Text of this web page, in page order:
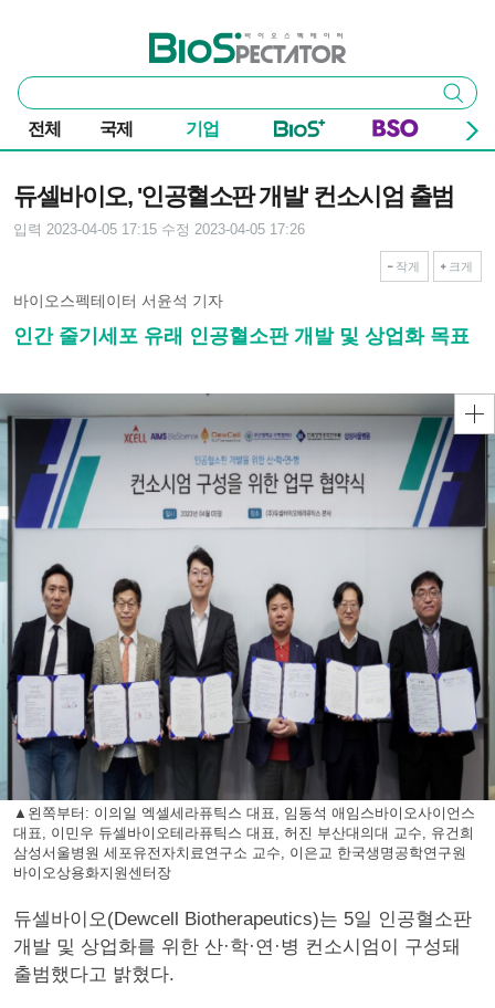
바이오스펙테이터
통
합
검
색
검색
전체 국제 기업
듀셀바이오, '인공혈소판 개발' 컨소시엄 출범
입력 2023-04-05 17:15 수정 2023-04-05 17:26
작게 크게
바이오스펙테이터 서윤석 기자
인간 줄기세포 유래 인공혈소판 개발 및 상업화 목표
▲왼쪽부터: 이의일 엑셀세라퓨틱스 대표, 임동석 애임스바이오사이언스
대표, 이민우 듀셀바이오테라퓨틱스 대표, 허진 부산대의대 교수, 유건희
삼성서울병원 세포유전자치료연구소 교수, 이은교 한국생명공학연구원
바이오상용화지원센터장
듀셀바이오(Dewcell Biotherapeutics)는 5일 인공혈소판
개발 및 상업화를 위한 산·학·연·병 컨소시엄이 구성돼
출범했다고 밝혔다.